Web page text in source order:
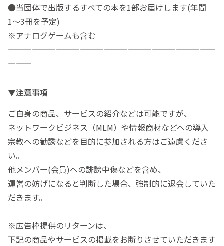
●当団体で出版するすべての本を1部お届けします(年間
1〜3冊を予定)
※アナログゲームも含む
——————————————————————————
———
▼注意事項
ご自身の商品、サービスの紹介などは可能ですが、
ネットワークビジネス（MLM）や情報商材などへの導入
宗教への勧誘などを目的に参加される方はご遠慮くださ
い。
他メンバー(会員)への誹謗中傷などを含め、
運営の妨げになると判断した場合、強制的に退会していた
だきます。
※広告枠提供のリターンは、
下記の商品やサービスの掲載をお断りさせていただきます